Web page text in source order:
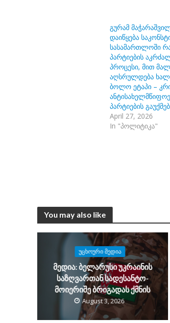
გურამ
დაიწყება
სასამართლოში
პარტიების
პროცესი, მით
აღსრულდება
ბოლო ეტაპი –
პარტიების
April 27, 2026
In "პოლიტიკა"
You may also like
ᲣᲪᲮᲝᲣᲠᲘ ᲛᲔᲓᲘᲐ
მედია: ბელარუსი უკრაინის
საზღვართან სადესანტო-
მოიერიშე ბრიგადას ქმნის
August 3, 2026